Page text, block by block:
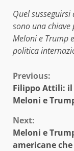
Quel
sono una
Meloni e Trump
politica
Continue
Reading
Previous:
Filippo Attili:
Meloni e
Next:
Meloni e
americane